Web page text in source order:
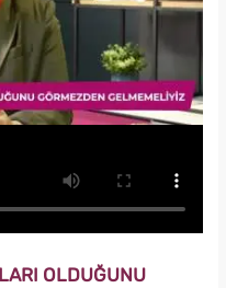
OLDUĞUNU